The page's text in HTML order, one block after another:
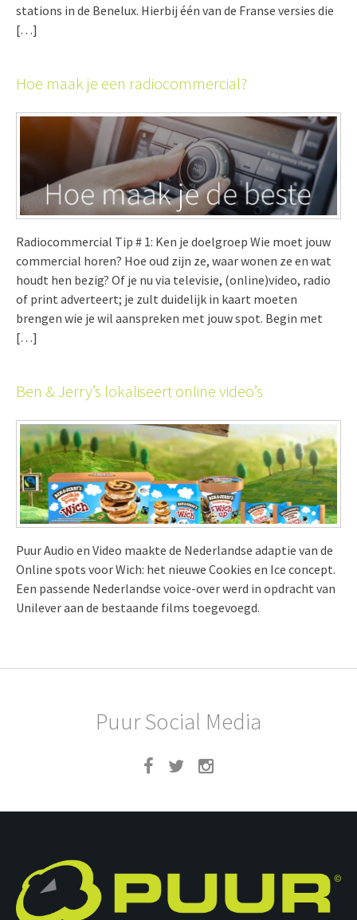
stations in de Benelux. Hierbij één van de Franse versies die
[…]
Hoe maak je een radiocommercial?
Radiocommercial Tip # 1: Ken je doelgroep Wie moet jouw
commercial horen? Hoe oud zijn ze, waar wonen ze en wat
houdt hen bezig? Of je nu via televisie, (online)video, radio
of print adverteert; je zult duidelijk in kaart moeten
brengen wie je wil aanspreken met jouw spot. Begin met
[…]
Ben & Jerry’s lokaliseert online video’s
Puur Audio en Video maakte de Nederlandse adaptie van de
Online spots voor Wich: het nieuwe Cookies en Ice concept.
Een passende Nederlandse voice-over werd in opdracht van
Unilever aan de bestaande films toegevoegd.
Puur Social Media